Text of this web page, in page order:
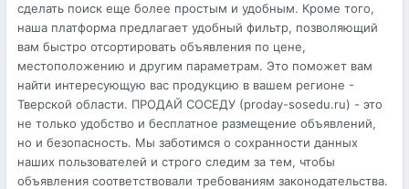
сделать поиск еще более простым и удобным. Кроме того,
наша платформа предлагает удобный фильтр, позволяющий
вам быстро отсортировать объявления по цене,
местоположению и другим параметрам. Это поможет вам
найти интересующую вас продукцию в вашем регионе -
Тверской области. ПРОДАЙ СОСЕДУ (proday-sosedu.ru) - это
не только удобство и бесплатное размещение объявлений,
но и безопасность. Мы заботимся о сохранности данных
наших пользователей и строго следим за тем, чтобы
объявления соответствовали требованиям законодательства.